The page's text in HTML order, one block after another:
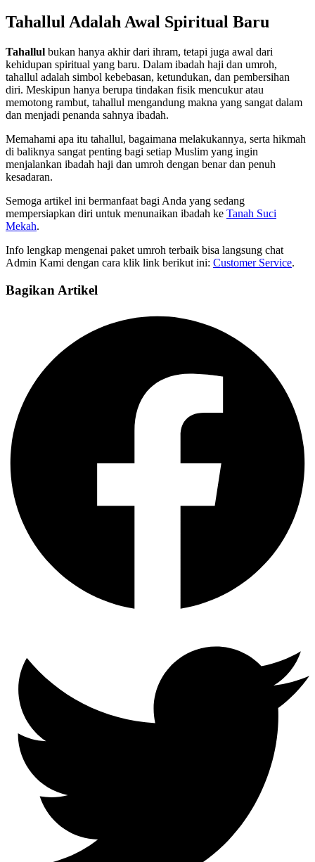
Tahallul Adalah Awal Spiritual Baru
Tahallul bukan hanya akhir dari ihram, tetapi juga awal dari
kehidupan spiritual yang baru. Dalam ibadah haji dan umroh,
tahallul adalah simbol kebebasan, ketundukan, dan pembersihan
diri. Meskipun hanya berupa tindakan fisik mencukur atau
memotong rambut, tahallul mengandung makna yang sangat dalam
dan menjadi penanda sahnya ibadah.
Memahami apa itu tahallul, bagaimana melakukannya, serta hikmah
di baliknya sangat penting bagi setiap Muslim yang ingin
menjalankan ibadah haji dan umroh dengan benar dan penuh
kesadaran.
Semoga artikel ini bermanfaat bagi Anda yang sedang
mempersiapkan diri untuk menunaikan ibadah ke Tanah Suci
Mekah.
Info lengkap mengenai paket umroh terbaik bisa langsung chat
Admin Kami dengan cara klik link berikut ini: Customer Service.
Bagikan Artikel